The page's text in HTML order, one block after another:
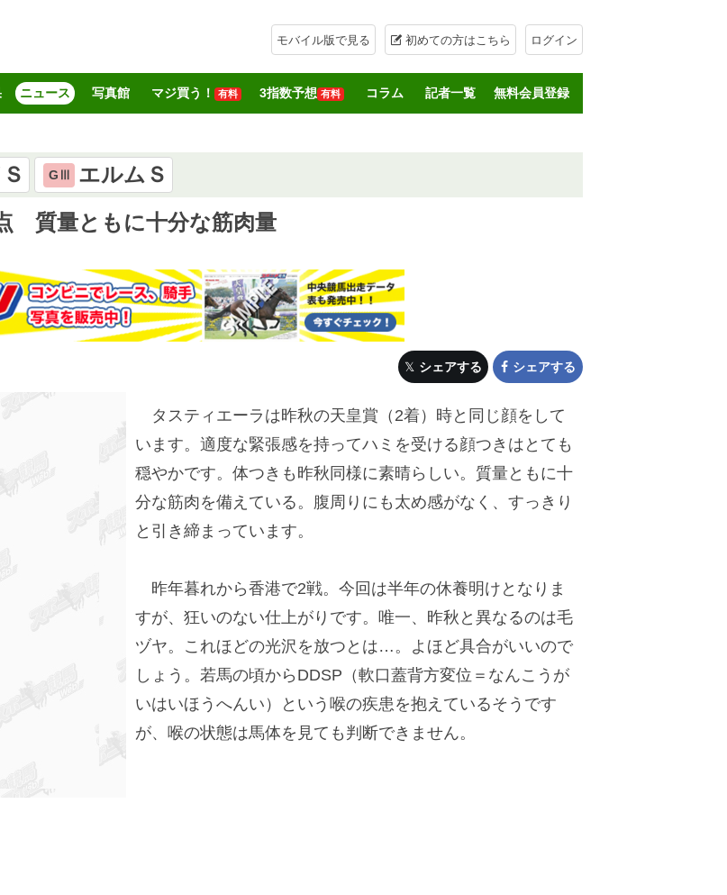
モバイル版で見る 初めての方はこちら ログイン
ニュース 写真館 マジ買う！ 有料 3指数予想 有料 コラム 記者一覧 無料会員登録
GⅢ
エルムＳ
質量ともに十分な筋肉量
シェアする シェアする
タスティエーラは昨秋の天皇賞（2着）時と同じ顔をして
います。適度な緊張感を持ってハミを受ける顔つきはとても
穏やかです。体つきも昨秋同様に素晴らしい。質量ともに十
分な筋肉を備えている。腹周りにも太め感がなく、すっきり
と引き締まっています。
昨年暮れから香港で2戦。今回は半年の休養明けとなりま
すが、狂いのない仕上がりです。唯一、昨秋と異なるのは毛
ヅヤ。これほどの光沢を放つとは…。よほど具合がいいので
しょう。若馬の頃からDDSP（軟口蓋背方変位＝なんこうが
いはいほうへんい）という喉の疾患を抱えているそうです
が、喉の状態は馬体を見ても判断できません。